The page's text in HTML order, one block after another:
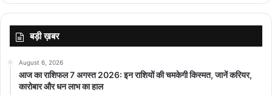
बड़ी ख़बर
August 6, 2026
आज का राशिफल 7 अगस्त 2026: इन राशियों की चमकेगी किस्मत, जानें करियर,
कारोबार और धन लाभ का हाल